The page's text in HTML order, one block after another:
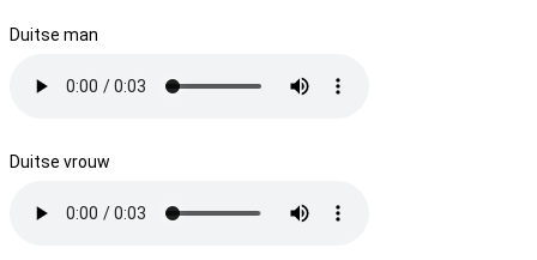
Duitse man
Duitse vrouw